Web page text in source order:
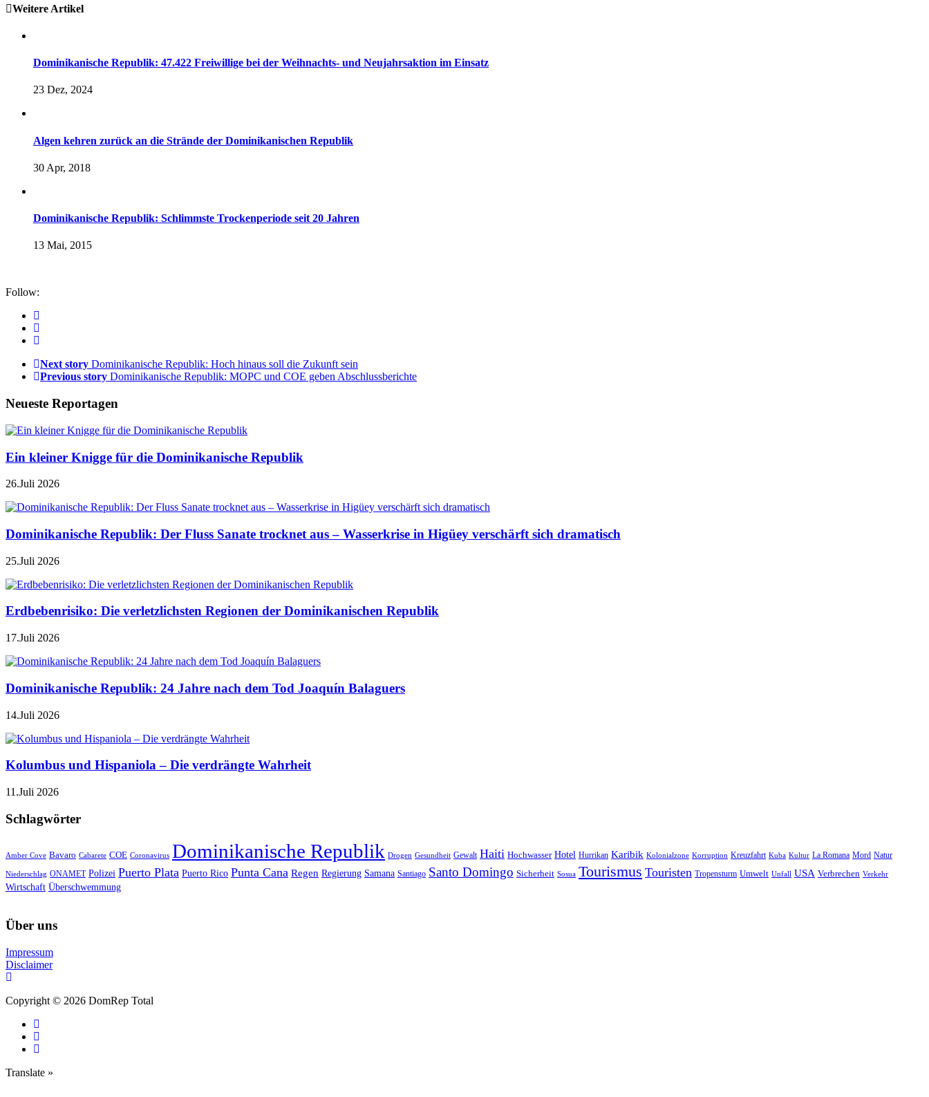
Weitere Artikel
Dominikanische Republik: 47.422 Freiwillige bei der Weihnachts- und Neujahrsaktion im Einsatz
23 Dez, 2024
Algen kehren zurück an die Strände der Dominikanischen Republik
30 Apr, 2018
Dominikanische Republik: Schlimmste Trockenperiode seit 20 Jahren
13 Mai, 2015
Follow:
Next story Dominikanische Republik: Hoch hinaus soll die Zukunft sein
Previous story Dominikanische Republik: MOPC und COE geben Abschlussberichte
Neueste Reportagen
Ein kleiner Knigge für die Dominikanische Republik
26.Juli 2026
Dominikanische Republik: Der Fluss Sanate trocknet aus – Wasserkrise in Higüey verschärft sich dramatisch
25.Juli 2026
Erdbebenrisiko: Die verletzlichsten Regionen der Dominikanischen Republik
17.Juli 2026
Dominikanische Republik: 24 Jahre nach dem Tod Joaquín Balaguers
14.Juli 2026
Kolumbus und Hispaniola – Die verdrängte Wahrheit
11.Juli 2026
Schlagwörter
Amber Cove Bavaro Cabarete COE Coronavirus Dominikanische Republik Drogen Gesundheit Gewalt Haiti Hochwasser Hotel Hurrikan Karibik Kolonialzone Korruption Kreuzfahrt Kuba Kultur La Romana Mord Natur
Niederschlag ONAMET Polizei Puerto Plata Puerto Rico Punta Cana Regen Regierung Samana Santiago Santo Domingo Sicherheit Sosua Tourismus Touristen Tropensturm Umwelt Unfall USA Verbrechen Verkehr
Wirtschaft Überschwemmung
Über uns
Impressum
Disclaimer
Copyright © 2026 DomRep Total
Translate »